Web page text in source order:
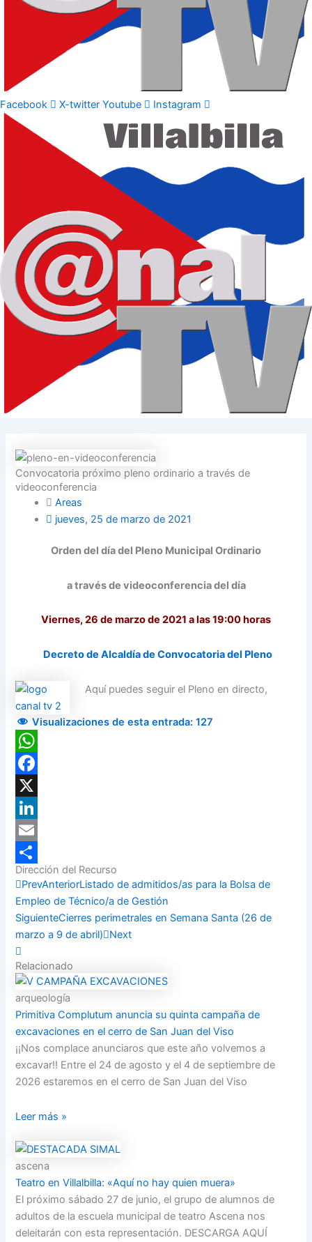
Facebook X-twitter Youtube Instagram
Convocatoria próximo pleno ordinario a través de
videoconferencia
Areas
jueves, 25 de marzo de 2021
Orden del día del Pleno Municipal Ordinario
a través de videoconferencia del día
Viernes, 26 de marzo de 2021 a las 19:00 horas
Decreto de Alcaldía de Convocatoria del Pleno
Aquí puedes seguir el Pleno en directo,
Visualizaciones de esta entrada: 127
WhatsApp
Facebook
X
LinkedIn
Email
Compartir
Dirección del Recurso
PrevAnteriorListado de admitidos/as para la Bolsa de
Empleo de Técnico/a de Gestión
SiguienteCierres perimetrales en Semana Santa (26 de
marzo a 9 de abril)
Next
Relacionado
arqueología
Primitiva Complutum anuncia su quinta campaña de
excavaciones en el cerro de San Juan del Viso
¡¡Nos complace anunciaros que este año volvemos a
excavar!! Entre el 24 de agosto y el 4 de septiembre de
2026 estaremos en el cerro de San Juan del Viso
Leer más »
ascena
Teatro en Villalbilla: «Aquí no hay quien muera»
El próximo sábado 27 de junio, el grupo de alumnos de
adultos de la escuela municipal de teatro Ascena nos
deleitarán con esta representación. DESCARGA AQUÍ